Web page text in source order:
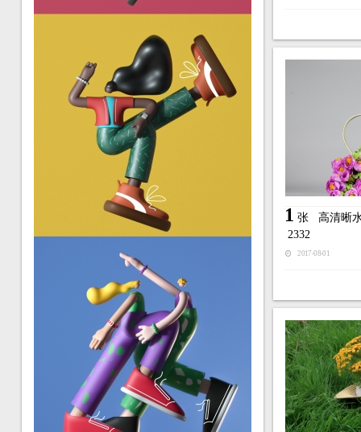
1 张 高清晰
2332
2017-08-01